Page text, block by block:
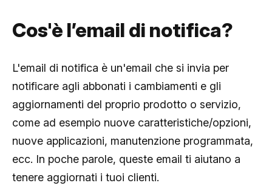
Cos'è l’email di notifica?
L'email di notifica è un'email che si invia per
notificare agli abbonati i cambiamenti e gli
aggiornamenti del proprio prodotto o servizio,
come ad esempio nuove caratteristiche/opzioni,
nuove applicazioni, manutenzione programmata,
ecc. In poche parole, queste email ti aiutano a
tenere aggiornati i tuoi clienti.